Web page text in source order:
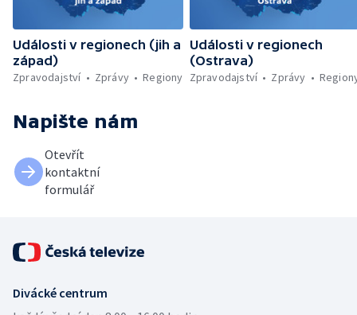
Události v regionech (jih a
západ)
Zpravodajství
Zprávy Regiony
Události v regionech
(Ostrava)
Zpravodajství
Zprávy
Napište nám
Otevřít
kontaktní
formulář
Divácké centrum